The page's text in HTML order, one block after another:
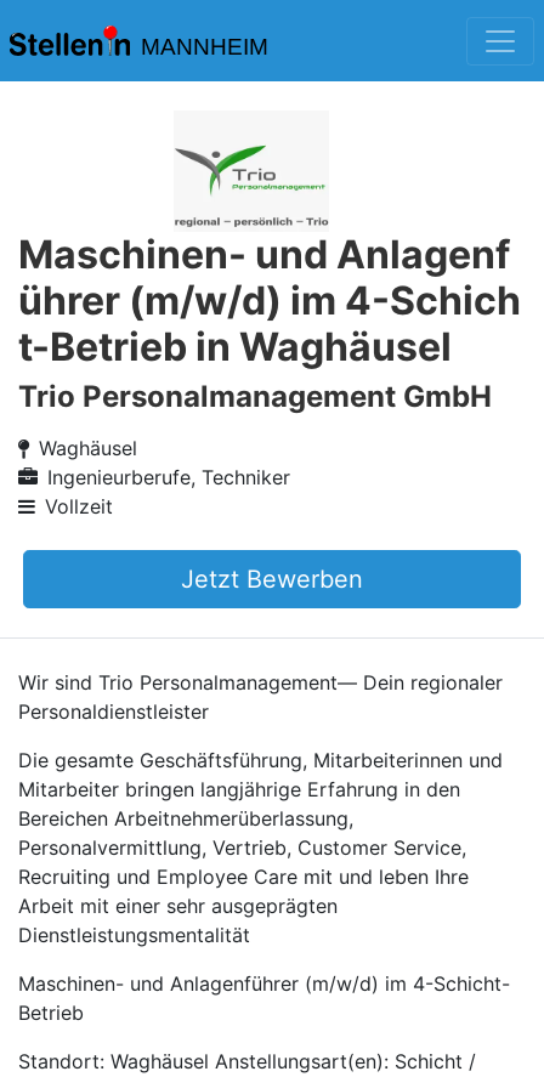
MANNHEIM
Maschinen- und Anlagenf
ührer (m/w/d) im 4-Schich
t-Betrieb in Waghäusel
Trio Personalmanagement GmbH
Waghäusel
Ingenieurberufe, Techniker
Vollzeit
Jetzt Bewerben
Wir sind Trio Personalmanagement— Dein regionaler
Personaldienstleister
Die gesamte Geschäftsführung, Mitarbeiterinnen und
Mitarbeiter bringen langjährige Erfahrung in den
Bereichen Arbeitnehmerüberlassung,
Personalvermittlung, Vertrieb, Customer Service,
Recruiting und Employee Care mit und leben Ihre
Arbeit mit einer sehr ausgeprägten
Dienstleistungsmentalität
Maschinen- und Anlagenführer (m/w/d) im 4-Schicht-
Betrieb
Standort: Waghäusel Anstellungsart(en): Schicht /